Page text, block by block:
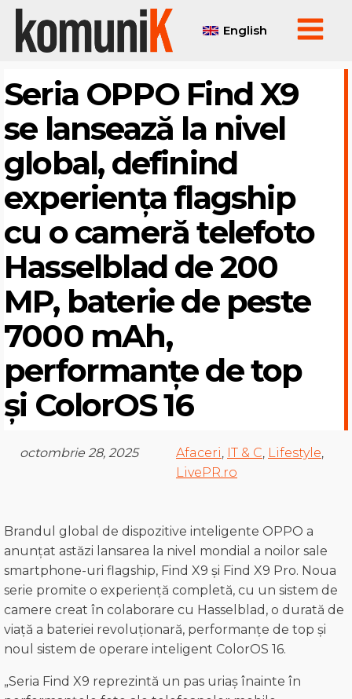
English
Seria OPPO Find X9
se lansează la nivel
global, definind
experiența flagship
cu o cameră telefoto
Hasselblad de 200
MP, baterie de peste
7000 mAh,
performanțe de top
și ColorOS 16
octombrie 28, 2025 Afaceri, IT & C, Lifestyle,
LivePR.ro
Brandul global de dispozitive inteligente OPPO a
anunțat astăzi lansarea la nivel mondial a noilor sale
smartphone-uri flagship, Find X9 și Find X9 Pro. Noua
serie promite o experiență completă, cu un sistem de
camere creat în colaborare cu Hasselblad, o durată de
viață a bateriei revoluționară, performanțe de top și
noul sistem de operare inteligent ColorOS 16.
„Seria Find X9 reprezintă un pas uriaș înainte în